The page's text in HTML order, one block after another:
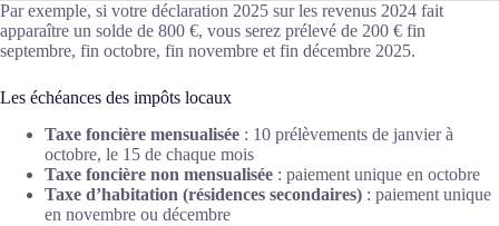
Par exemple, si votre déclaration 2025 sur les revenus 2024 fait
apparaître un solde de 800 €, vous serez prélevé de 200 € fin
septembre, fin octobre, fin novembre et fin décembre 2025.
Les échéances des impôts locaux
Taxe foncière mensualisée : 10 prélèvements de janvier à
octobre, le 15 de chaque mois
Taxe foncière non mensualisée : paiement unique en octobre
Taxe d’habitation (résidences secondaires) : paiement unique
en novembre ou décembre